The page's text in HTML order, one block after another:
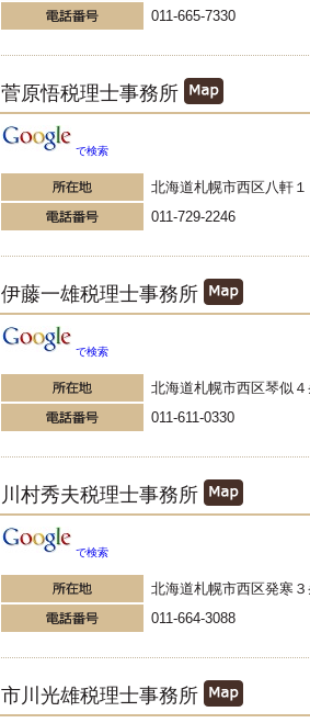
011-665-7330
菅原悟税理士事務所
で検索
北海道札幌市西区八軒
011-729-2246
伊藤一雄税理士事務所
で検索
北海道札幌市西区琴似
011-611-0330
川村秀夫税理士事務所
で検索
北海道札幌市西区発寒
011-664-3088
市川光雄税理士事務所